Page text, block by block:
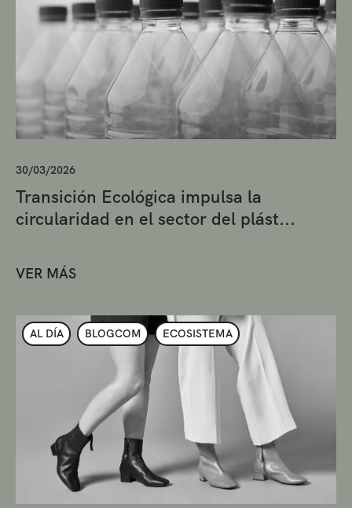
30/03/2026
Transición Ecológica impulsa la
circularidad en el sector del plást...
VER MÁS
AL DÍA BLOGCOM ECOSISTEMA